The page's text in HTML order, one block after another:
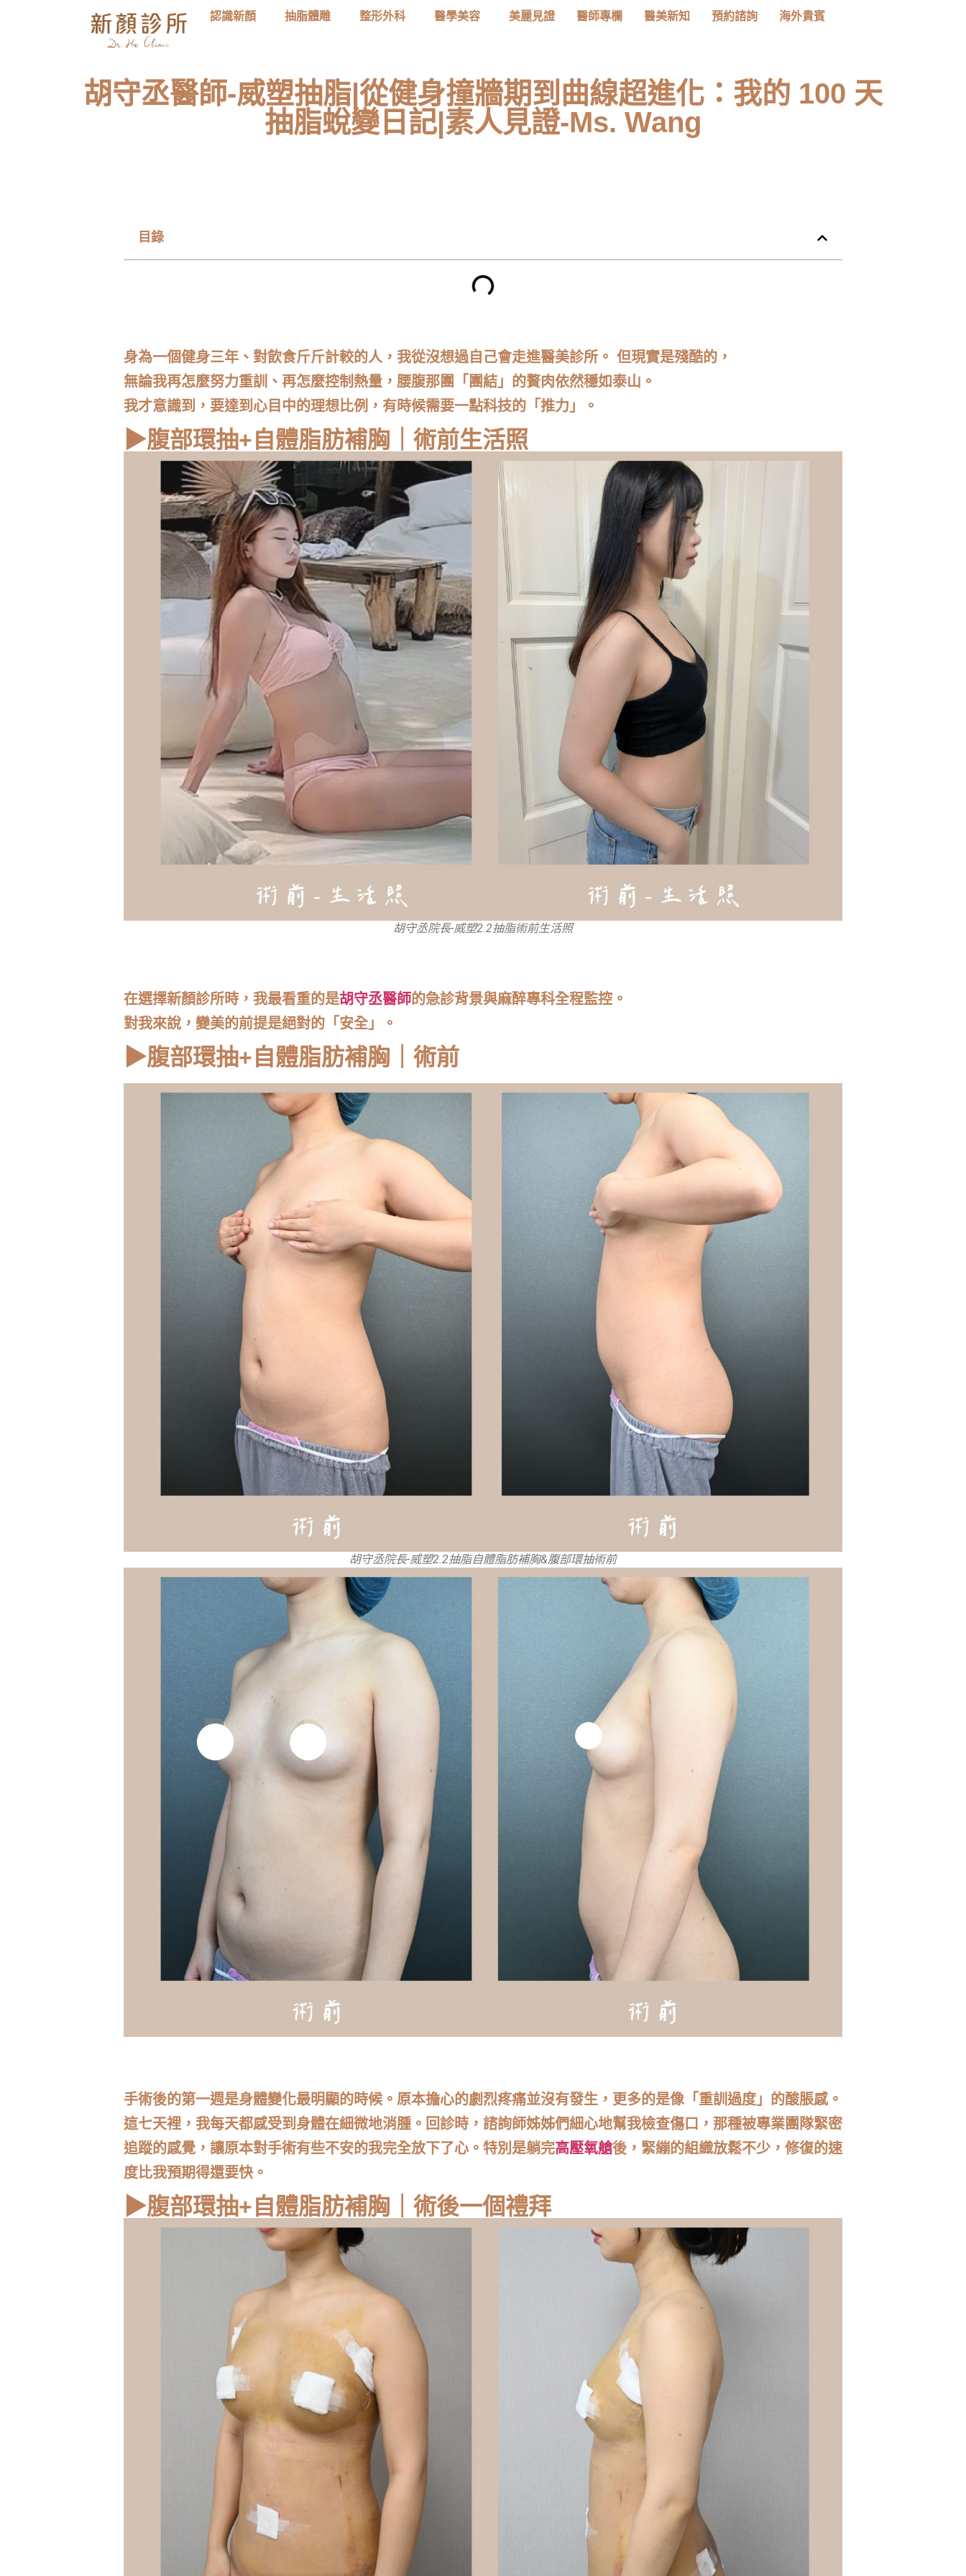
認識新顏 抽脂體雕 整形外科 醫學美容 美麗見證 醫師專欄 醫美新知 預約諮詢 海外貴賓
胡守丞醫師-威塑抽脂|從健身撞牆期到曲線超進化：我的 100 天
抽脂蛻變日記|素人見證-Ms. Wang
目錄
身為一個健身三年、對飲食斤斤計較的人，我從沒想過自己會走進醫美診所。 但現實是殘酷的，
無論我再怎麼努力重訓、再怎麼控制熱量，腰腹那團「團結」的贅肉依然穩如泰山。
我才意識到，要達到心目中的理想比例，有時候需要一點科技的「推力」。
▶腹部環抽+自體脂肪補胸｜術前生活照
胡守丞院長-威塑2.2抽脂術前生活照
在選擇新顏診所時，我最看重的是胡守丞醫師的急診背景與麻醉專科全程監控 。
對我來說，變美的前提是絕對的「安全」。
▶腹部環抽+自體脂肪補胸｜術前
胡守丞院長-威塑2.2抽脂自體脂肪補胸&腹部環抽術前
手術後的第一週是身體變化最明顯的時候。原本擔心的劇烈疼痛並沒有發生，更多的是像「重訓過度」的酸脹感。
這七天裡，我每天都感受到身體在細微地消腫。回診時，諮詢師姊姊們細心地幫我檢查傷口，那種被專業團隊緊密
追蹤的感覺，讓原本對手術有些不安的我完全放下了心。特別是躺完高壓氧艙後，緊繃的組織放鬆不少，修復的速
度比我預期得還要快。
▶腹部環抽+自體脂肪補胸｜術後一個禮拜